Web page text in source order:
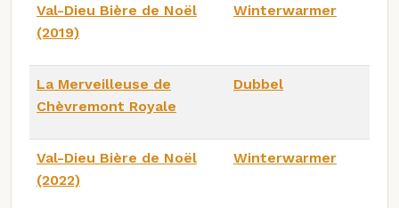
Val-Dieu Bière de Noël
(2019)
Winterwarmer
La Merveilleuse de
Chèvremont Royale
Dubbel
Val-Dieu Bière de Noël
(2022)
Winterwarmer